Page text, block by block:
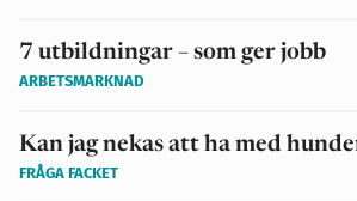
7 utbildningar – som ger jobb
ARBETSMARKNAD
Kan jag nekas att ha med
FRÅGA FACKET